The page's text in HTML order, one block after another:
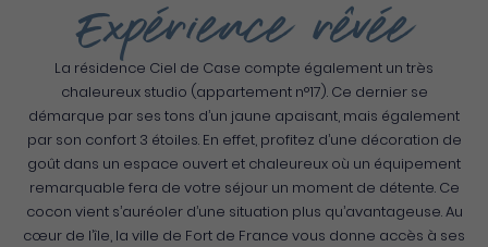
Expérience rêvée
La résidence Ciel de Case compte également un très
chaleureux studio (appartement n°17). Ce dernier se
démarque par ses tons d’un jaune apaisant, mais également
par son confort 3 étoiles. En effet, profitez d’une décoration de
goût dans un espace ouvert et chaleureux où un équipement
remarquable fera de votre séjour un moment de détente. Ce
cocon vient s’auréoler d’une situation plus qu’avantageuse. Au
cœur de l’île, la ville de Fort de France vous donne accès à ses